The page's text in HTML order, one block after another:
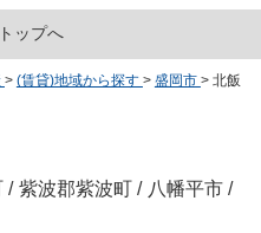
ップへ
> (賃貸)地域から探す > 盛岡市 > 北飯
/ 紫波郡紫波町 / 八幡平市 /